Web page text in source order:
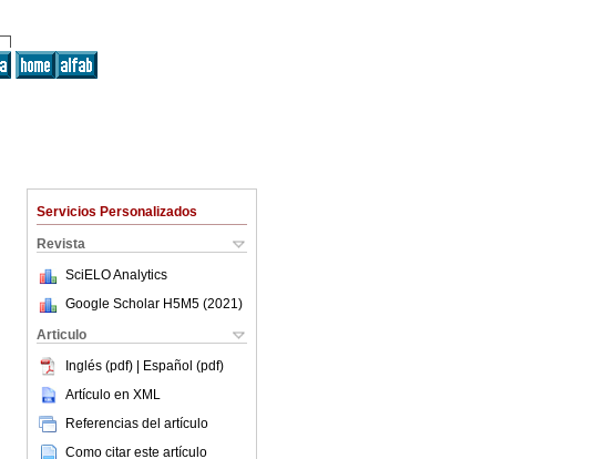
Servicios Personalizados
Revista
SciELO Analytics
Google Scholar H5M5 (2021 )
Articulo
Inglés (pdf) | Español (pdf)
Artículo en XML
Referencias del artículo
Como citar este artículo